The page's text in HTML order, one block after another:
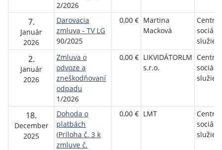
2/2026
7.
Január
2026
Darovacia
zmluva - TV LG
90/2025
0,00 € Martina
Macková
služieb
2.
Január
2026
Zmluva o
odvoze a
zneškodňovaní
odpadu
1/2026
0,00 € LIKVIDÁTORLM
s.r.o.
služieb
18.
December
2025
Dohoda o
platbách
(Príloha č. 3 k
zmluve č.
0,00 € LMT
služieb